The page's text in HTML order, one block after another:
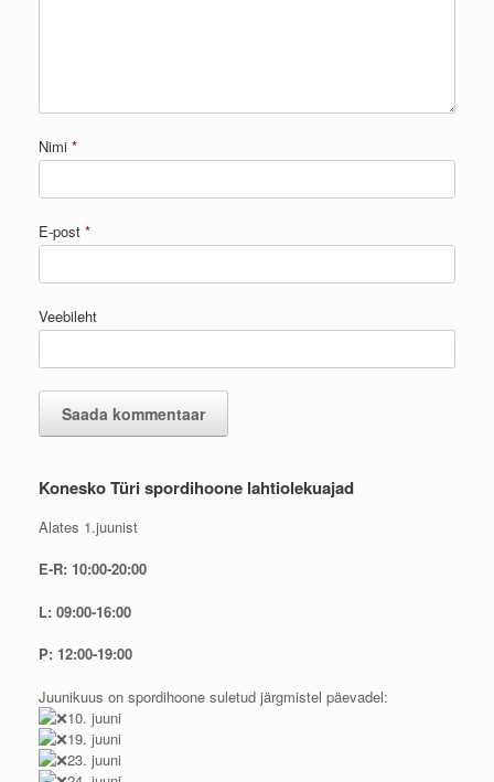
Nimi *
E-post *
Veebileht
Konesko Türi spordihoone lahtiolekuajad
Alates 1.juunist
E-R: 10:00-20:00
L: 09:00-16:00
P: 12:00-19:00
Juunikuus on spordihoone suletud järgmistel päevadel:
10. juuni
19. juuni
23. juuni